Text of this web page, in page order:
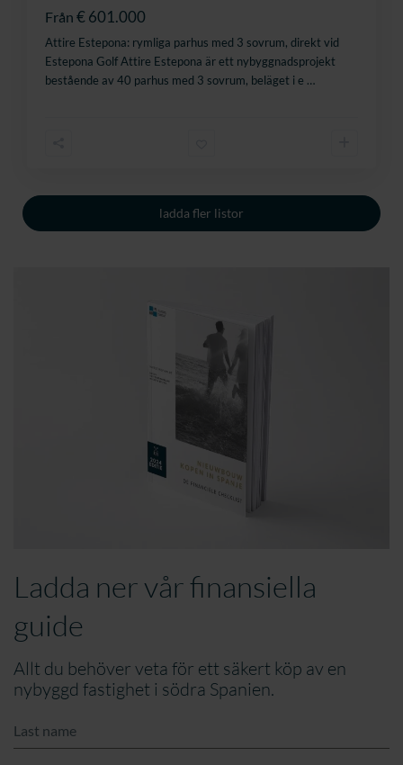
Från € 601.000
Attire Estepona: rymliga parhus med 3 sovrum, direkt vid
Estepona Golf Attire Estepona är ett nybyggnadsprojekt
bestående av 40 parhus med 3 sovrum, beläget i e …
ladda fler listor
Ladda ner vår finansiella
guide
Allt du behöver veta för ett säkert köp av en
nybyggd fastighet i södra Spanien.